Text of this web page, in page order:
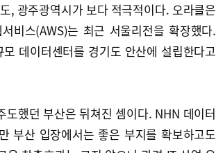
, 광주광역시가 보다 적극적이다. 오라클은
비스(AWS)는 최근 서울리전을 확장했다.
데이터센터를 경기도 안산에 설립한다고
했던 부산은 뒤쳐진 셈이다. NHN 데이터
부산 입장에서는 좋은 부지를 확보하고도